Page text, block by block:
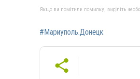
Якщо ви помітили помилку, виділіть
#Мариуполь.Донецк